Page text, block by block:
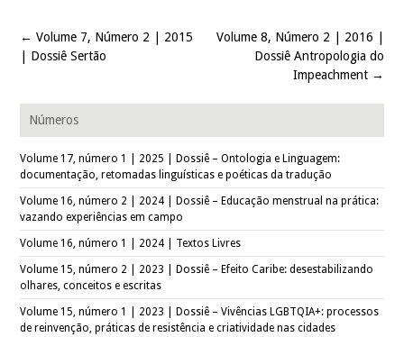
Post navigation
← Volume 7, Número 2 | 2015
| Dossiê Sertão
Volume 8, Número 2 | 2016 |
Dossiê Antropologia do
Impeachment →
Números
Volume 17, número 1 | 2025 | Dossiê – Ontologia e Linguagem:
documentação, retomadas linguísticas e poéticas da tradução
Volume 16, número 2 | 2024 | Dossiê – Educação menstrual na prática:
vazando experiências em campo
Volume 16, número 1 | 2024 | Textos Livres
Volume 15, número 2 | 2023 | Dossiê – Efeito Caribe: desestabilizando
olhares, conceitos e escritas
Volume 15, número 1 | 2023 | Dossiê – Vivências LGBTQIA+: processos
de reinvenção, práticas de resistência e criatividade nas cidades